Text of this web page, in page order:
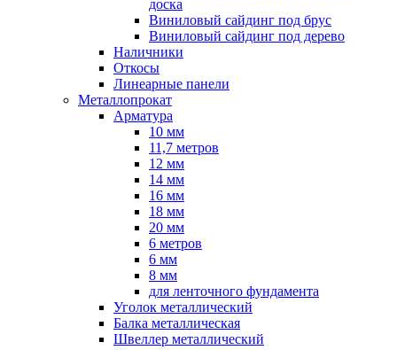
доска
Виниловый сайдинг под брус
Виниловый сайдинг под дерево
Наличники
Откосы
Линеарные панели
Металлопрокат
Арматура
10 мм
11,7 метров
12 мм
14 мм
16 мм
18 мм
20 мм
6 метров
6 мм
8 мм
для ленточного фундамента
Уголок металлический
Балка металлическая
Швеллер металлический